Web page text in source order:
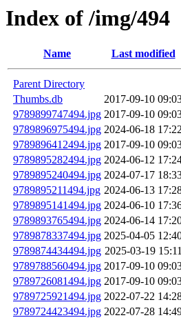
Index of /img/494
Name Last modified
Parent Directory
Thumbs.db
2017-09-10
9789899747494.jpg 2017-09-10
9789896975494.jpg 2024-06-18
9789896412494.jpg 2017-09-10
9789895282494.jpg 2024-06-12
9789895240494.jpg 2024-07-17
9789895211494.jpg 2024-06-13
9789895141494.jpg 2024-06-10
9789893765494.jpg 2024-06-14
9789878337494.jpg 2025-04-05
9789874434494.jpg 2025-03-19 15:11
9789788560494.jpg 2017-09-10
9789726081494.jpg 2017-09-10
9789725921494.jpg 2022-07-22
9789724423494.jpg 2022-07-28